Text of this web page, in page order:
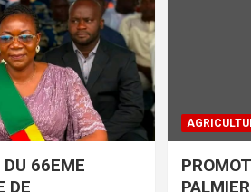
66EME
DE